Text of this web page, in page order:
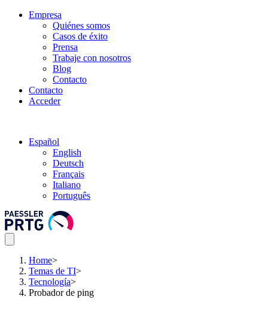
Empresa
Quiénes somos
Casos de éxito
Prensa
Trabaje con nosotros
Blog
Contacto
Contacto
Acceder
Español
English
Deutsch
Français
Italiano
Português
Home>
Temas de TI>
Tecnología>
Probador de ping